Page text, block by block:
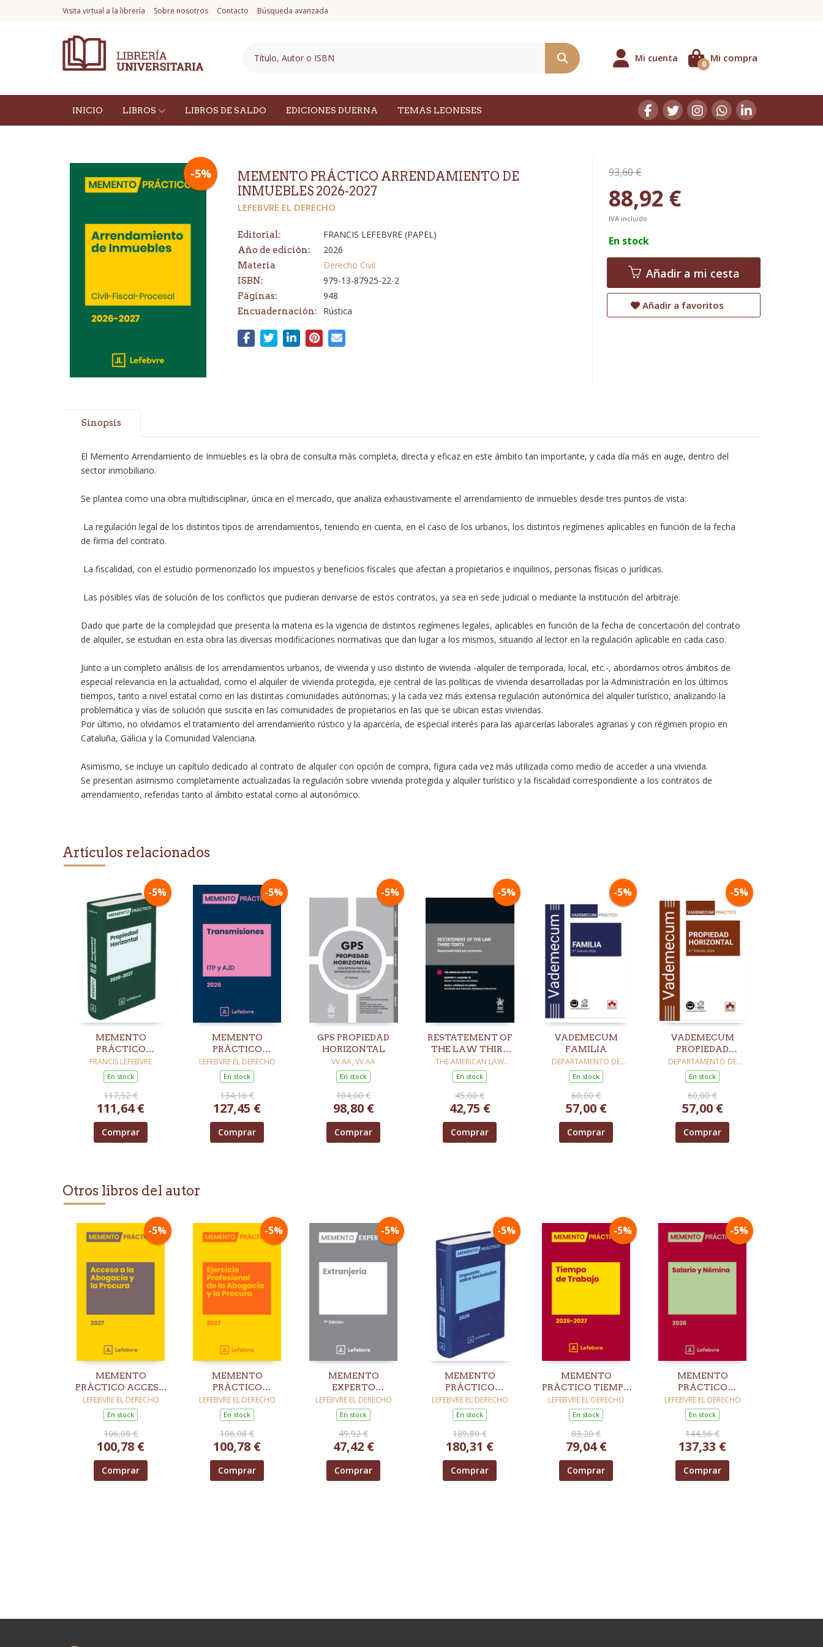
Visita virtual a la librería Sobre nosotros Contacto Búsqueda avanzada
Mi cuenta Mi compra
0
INICIO LIBROS LIBROS DE SALDO EDICIONES DUERNA TEMAS LEONESES
-5%
MEMENTO PRÁCTICO ARRENDAMIENTO DE
INMUEBLES 2026-2027
LEFEBVRE EL DERECHO
Editorial: FRANCIS LEFEBVRE (PAPEL)
Año de edición: 2026
Materia Derecho Civil
ISBN: 979-13-87925-22-2
Páginas: 948
Encuadernación: Rústica
93,60 €
88,92 €
IVA incluido
En stock
Añadir a mi cesta
Añadir a favoritos
Sinopsis
El Memento Arrendamiento de Inmuebles es la obra de consulta más completa, directa y eficaz en este ámbito tan importante, y cada día más en auge, dentro del
sector inmobiliario.
Se plantea como una obra multidisciplinar, única en el mercado, que analiza exhaustivamente el arrendamiento de inmuebles desde tres puntos de vista:
 La regulación legal de los distintos tipos de arrendamientos, teniendo en cuenta, en el caso de los urbanos, los distintos regímenes aplicables en función de la fecha
de firma del contrato.
 La fiscalidad, con el estudio pormenorizado los impuestos y beneficios fiscales que afectan a propietarios e inquilinos, personas físicas o jurídicas.
 Las posibles vías de solución de los conflictos que pudieran derivarse de estos contratos, ya sea en sede judicial o mediante la institución del arbitraje.
Dado que parte de la complejidad que presenta la materia es la vigencia de distintos regímenes legales, aplicables en función de la fecha de concertación del contrato
de alquiler, se estudian en esta obra las diversas modificaciones normativas que dan lugar a los mismos, situando al lector en la regulación aplicable en cada caso.
Junto a un completo análisis de los arrendamientos urbanos, de vivienda y uso distinto de vivienda -alquiler de temporada, local, etc.-, abordamos otros ámbitos de
especial relevancia en la actualidad, como el alquiler de vivienda protegida, eje central de las políticas de vivienda desarrolladas por la Administración en los últimos
tiempos, tanto a nivel estatal como en las distintas comunidades autónomas; y la cada vez más extensa regulación autonómica del alquiler turístico, analizando la
problemática y vías de solución que suscita en las comunidades de propietarios en las que se ubican estas viviendas.
Por último, no olvidamos el tratamiento del arrendamiento rústico y la aparcería, de especial interés para las aparcerías laborales agrarias y con régimen propio en
Cataluña, Galicia y la Comunidad Valenciana.
Asimismo, se incluye un capítulo dedicado al contrato de alquiler con opción de compra, figura cada vez más utilizada como medio de acceder a una vivienda.
Se presentan asimismo completamente actualizadas la regulación sobre vivienda protegida y alquiler turístico y la fiscalidad correspondiente a los contratos de
arrendamiento, referidas tanto al ámbito estatal como al autonómico.
Artículos relacionados
-5%
MEMENTO
PRÁCTICO
PROPIEDAD
HORIZONTAL 2026-
2027
FRANCIS LEFEBVRE
En stock
117,52 €
111,64 €
Comprar
-5%
MEMENTO
PRÁCTICO
TRANSMISIONES
(ITP Y AJD) 2026
LEFEBVRE EL DERECHO
En stock
134,16 €
127,45 €
Comprar
-5%
GPS PROPIEDAD
HORIZONTAL
VV.AA, VV.AA
En stock
104,00 €
98,80 €
Comprar
-5%
RESTATEMENT OF
THE LAW THIRD
TORTS
THE AMERICAN LAW
INSTITUTE
En stock
45,00 €
42,75 €
Comprar
-5%
VADEMECUM
FAMILIA
DEPARTAMENTO DE
REDACCION EDITORIAL
COLEX IBERLEY
En stock
60,00 €
57,00 €
Comprar
-5%
VADEMECUM
PROPIEDAD
HORIZONTAL
DEPARTAMENTO DE
REDACCION EDITORIAL
COLEX IBERLEY
En stock
60,00 €
57,00 €
Comprar
Otros libros del autor
-5%
MEMENTO
PRÁCTICO ACCESO
A LA ABOGACÍA Y
LA PROCURA 2027
LEFEBVRE EL DERECHO
En stock
106,08 €
100,78 €
Comprar
-5%
MEMENTO
PRÁCTICO
EJERCICIO
PROFESIONAL DE
LA ABOGACÍA Y LA
PROCURA 2027
LEFEBVRE EL DERECHO
En stock
106,08 €
100,78 €
Comprar
-5%
MEMENTO
EXPERTO
EXTRANJERÍA (7ª
EDICIÓN)
LEFEBVRE EL DERECHO
En stock
49,92 €
47,42 €
Comprar
-5%
MEMENTO
PRÁCTICO
IMPUESTO SOBRE
SOCIEDADES 2026
LEFEBVRE EL DERECHO
En stock
189,80 €
180,31 €
Comprar
-5%
MEMENTO
PRÁCTICO TIEMPO
DE TRABAJO 2026-
2027
LEFEBVRE EL DERECHO
En stock
83,20 €
79,04 €
Comprar
-5%
MEMENTO
PRÁCTICO
SALARIO Y
NÓMINA 2026
LEFEBVRE EL DERECHO
En stock
144,56 €
137,33 €
Comprar